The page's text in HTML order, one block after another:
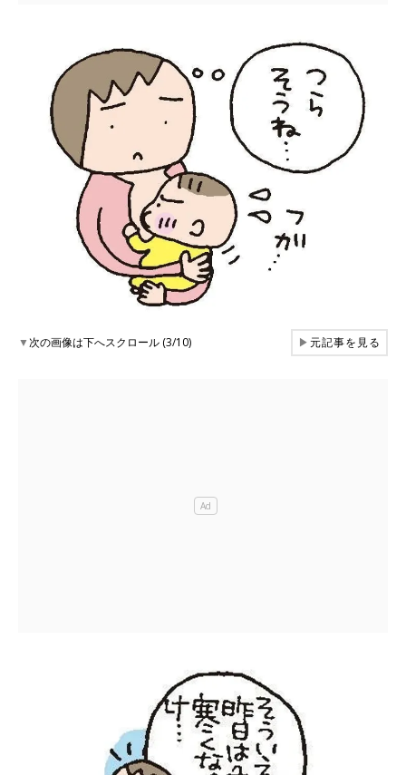
▼次の画像は下へスクロール (3/10) ▶元記事を見る